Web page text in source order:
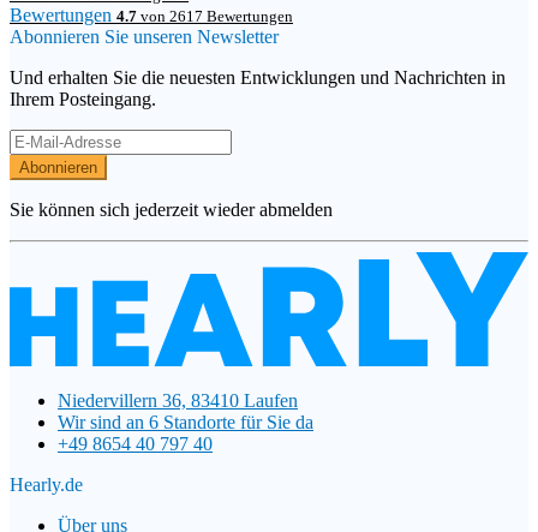
Bewertungen 4.7 von 2617 Bewertungen
Abonnieren Sie unseren Newsletter
Und erhalten Sie die neuesten Entwicklungen und Nachrichten in
Ihrem Posteingang.
Abonnieren
Sie können sich jederzeit wieder abmelden
Niedervillern 36, 83410 Laufen
Wir sind an 6 Standorte für Sie da
+49 8654 40 797 40
Hearly.de
Über uns